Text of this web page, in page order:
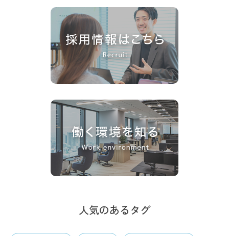
人気のあるタグ